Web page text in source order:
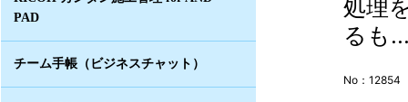
PAD
チーム手帳（ビジネスチャット）
処理
るも
No：12854